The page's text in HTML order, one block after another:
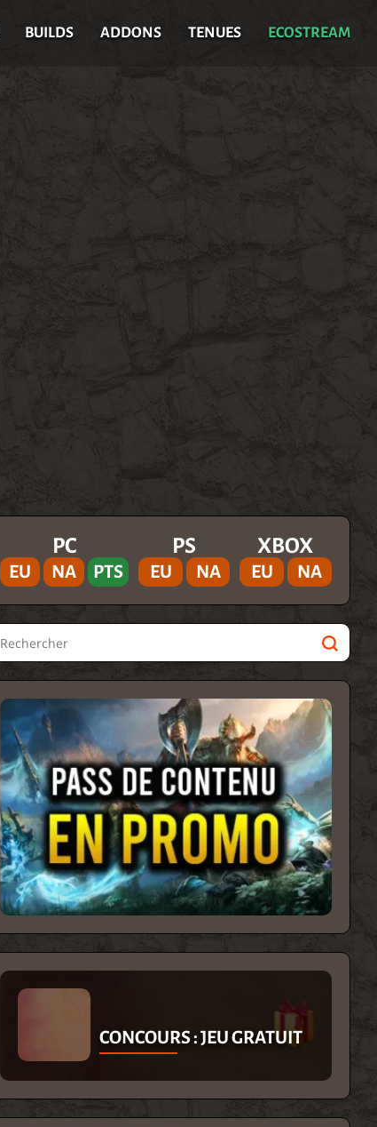
BUILDS ADDONS TENUES ECOSTREAM
PC
EU NA PTS
PS
EU NA
XBOX
EU NA
Rechercher
CONCOURS : JEU GRATUIT